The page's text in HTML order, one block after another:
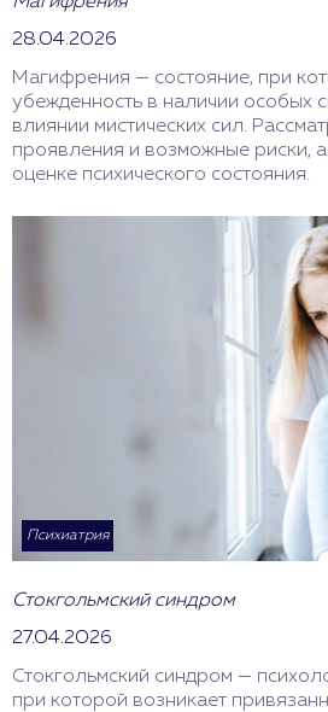
28.04.2026
Магифрения — состояние, при
убежденность в наличии особых
влиянии мистических сил.
проявления и возможные риски,
оценке психического состояния.
Психиатрия
Стокгольмский синдром
27.04.2026
Стокгольмский синдром —
при которой возникает